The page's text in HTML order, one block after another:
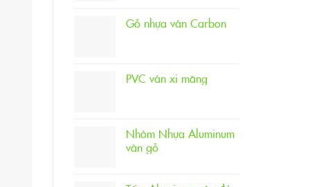
Gỗ nhựa vân Carbon
PVC vân xi măng
Nhôm Nhựa Aluminum
vân gỗ